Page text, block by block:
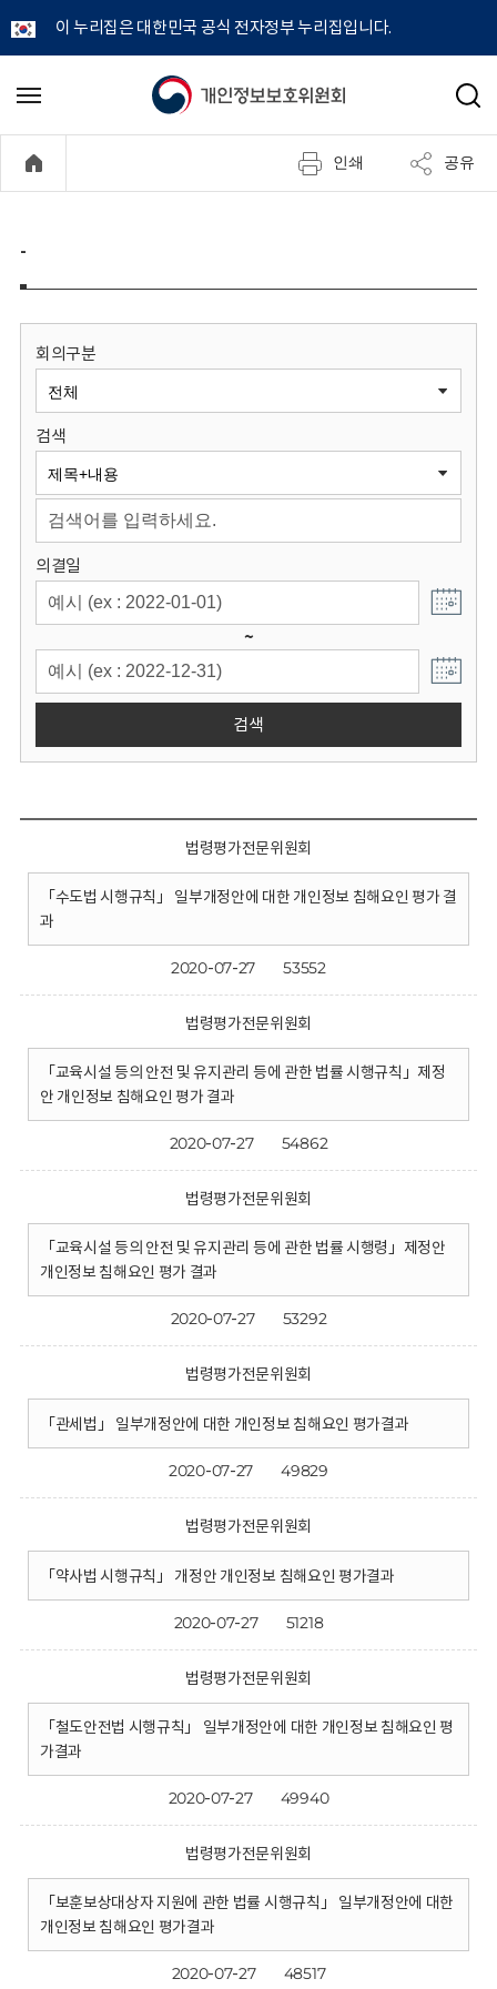
이 누리집은 대한민국 공식 전자정부 누리집입니다.
개
정
보
원
회
메
기
검
인쇄 공유
-
회의구분
검색
의결일
~
검색
법령평가전문위원회
「수도법 시행규칙」 일부개정안에 대한 개인정보 침해요인 평가 결
과
2020-07-27 53552
법령평가전문위원회
「교육시설 등의 안전 및 유지관리 등에 관한 법률 시행규칙」제정
안 개인정보 침해요인 평가 결과
2020-07-27 54862
법령평가전문위원회
「교육시설 등의 안전 및 유지관리 등에 관한 법률 시행령」제정안
개인정보 침해요인 평가 결과
2020-07-27 53292
법령평가전문위원회
「관세법」 일부개정안에 대한 개인정보 침해요인 평가결과
2020-07-27 49829
법령평가전문위원회
「약사법 시행규칙」 개정안 개인정보 침해요인 평가결과
2020-07-27 51218
법령평가전문위원회
「철도안전법 시행규칙」 일부개정안에 대한 개인정보 침해요인 평
가결과
2020-07-27 49940
법령평가전문위원회
「보훈보상대상자 지원에 관한 법률 시행규칙」 일부개정안에 대한
개인정보 침해요인 평가결과
2020-07-27 48517